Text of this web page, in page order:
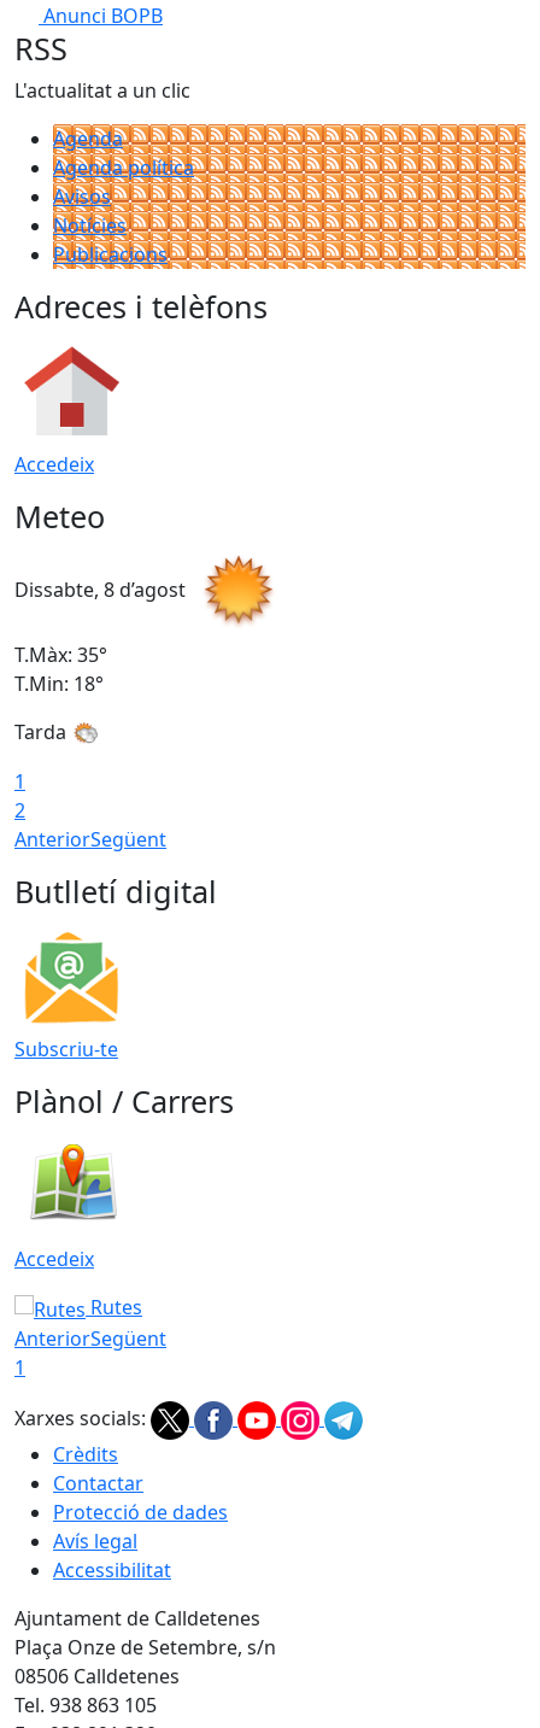
Anunci BOPB
RSS
L'actualitat a un clic
Agenda
Agenda política
Avisos
Notícies
Publicacions
Adreces i telèfons
Accedeix
Meteo
Dissabte, 8 d’agost
T.Màx: 35°
T.Min: 18°
Tarda
1
2
AnteriorSegüent
Butlletí digital
Subscriu-te
Plànol / Carrers
Accedeix
Rutes
AnteriorSegüent
1
Xarxes socials:
Crèdits
Contactar
Protecció de dades
Avís legal
Accessibilitat
Ajuntament de Calldetenes
Plaça Onze de Setembre, s/n
08506 Calldetenes
Tel. 938 863 105